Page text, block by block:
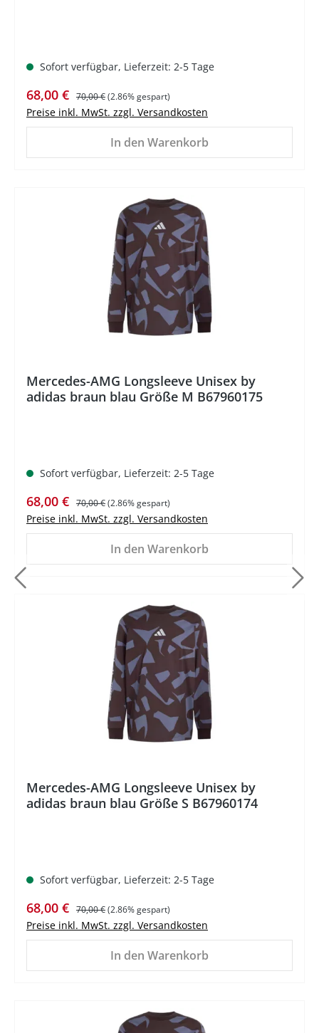
Sofort verfügbar, Lieferzeit: 2-5 Tage
Verkaufspreis:
68,00 € Regulärer Preis:
70,00 €(2.86% gespart)
Preise inkl. MwSt. zzgl. Versandkosten
In den Warenkorb
Mercedes-AMG Longsleeve Unisex by
adidas braun blau Größe M B67960175
Sofort verfügbar, Lieferzeit: 2-5 Tage
Verkaufspreis:
68,00 € Regulärer Preis:
70,00 €(2.86% gespart)
Preise inkl. MwSt. zzgl. Versandkosten
In den Warenkorb
Mercedes-AMG Longsleeve Unisex by
adidas braun blau Größe S B67960174
Sofort verfügbar, Lieferzeit: 2-5 Tage
Verkaufspreis:
68,00 € Regulärer Preis:
70,00 €(2.86% gespart)
Preise inkl. MwSt. zzgl. Versandkosten
In den Warenkorb